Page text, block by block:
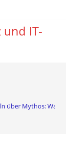
IT-
über Mythos: